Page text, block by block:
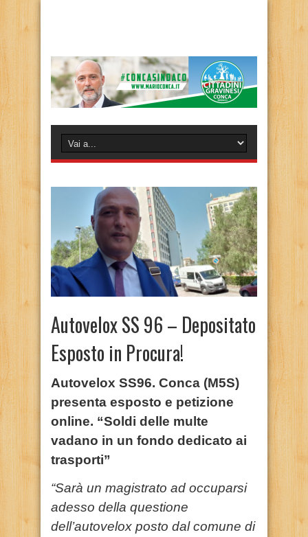
Autovelox SS 96 – Depositato
Esposto in Procura!
Autovelox SS96. Conca (M5S)
presenta esposto e petizione
online. “Soldi delle multe
vadano in un fondo dedicato ai
trasporti”
“Sarà un magistrato ad occuparsi
adesso della questione
dell’autovelox posto dal comune di